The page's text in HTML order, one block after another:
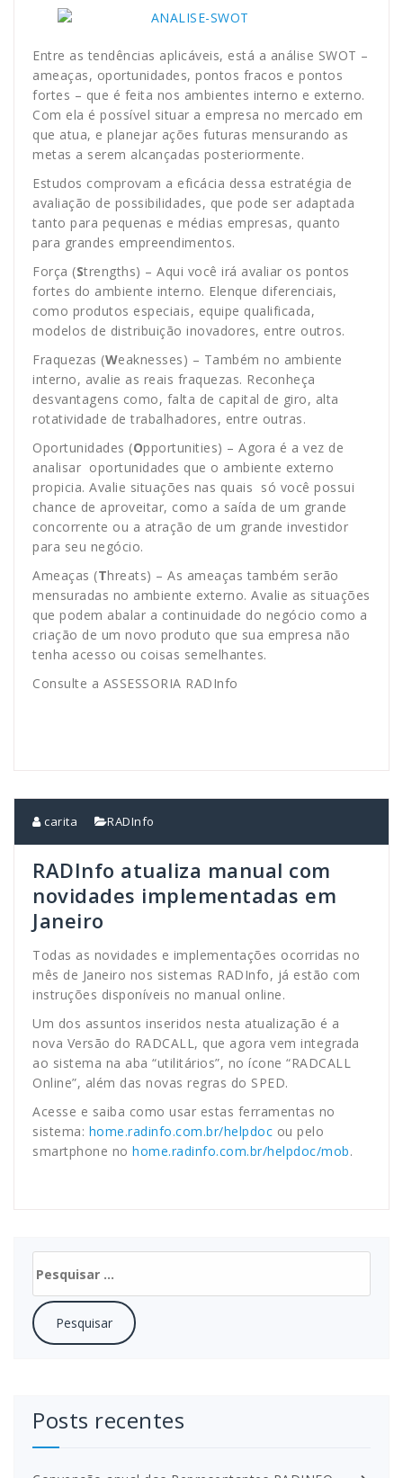
Entre as tendências aplicáveis, está a análise SWOT –
ameaças, oportunidades, pontos fracos e pontos
fortes – que é feita nos ambientes interno e externo.
Com ela é possível situar a empresa no mercado em
que atua, e planejar ações futuras mensurando as
metas a serem alcançadas posteriormente.
Estudos comprovam a eficácia dessa estratégia de
avaliação de possibilidades, que pode ser adaptada
tanto para pequenas e médias empresas, quanto
para grandes empreendimentos.
Força (Strengths) – Aqui você irá avaliar os pontos
fortes do ambiente interno. Elenque diferenciais,
como produtos especiais, equipe qualificada,
modelos de distribuição inovadores, entre outros.
Fraquezas (Weaknesses) – Também no ambiente
interno, avalie as reais fraquezas. Reconheça
desvantagens como, falta de capital de giro, alta
rotatividade de trabalhadores, entre outras.
Oportunidades (Opportunities) – Agora é a vez de
analisar oportunidades que o ambiente externo
propicia. Avalie situações nas quais só você possui
chance de aproveitar, como a saída de um grande
concorrente ou a atração de um grande investidor
para seu negócio.
Ameaças (Threats) – As ameaças também serão
mensuradas no ambiente externo. Avalie as situações
que podem abalar a continuidade do negócio como a
criação de um novo produto que sua empresa não
tenha acesso ou coisas semelhantes.
Consulte a ASSESSORIA RADInfo
carita RADInfo
RADInfo atualiza manual com
novidades implementadas em
Janeiro
Todas as novidades e implementações ocorridas no
mês de Janeiro nos sistemas RADInfo, já estão com
instruções disponíveis no manual online.
Um dos assuntos inseridos nesta atualização é a
nova Versão do RADCALL, que agora vem integrada
ao sistema na aba “utilitários”, no ícone “RADCALL
Online”, além das novas regras do SPED.
Acesse e saiba como usar estas ferramentas no
sistema: home.radinfo.com.br/helpdoc ou pelo
smartphone no home.radinfo.com.br/helpdoc/mob.
por:
Posts recentes